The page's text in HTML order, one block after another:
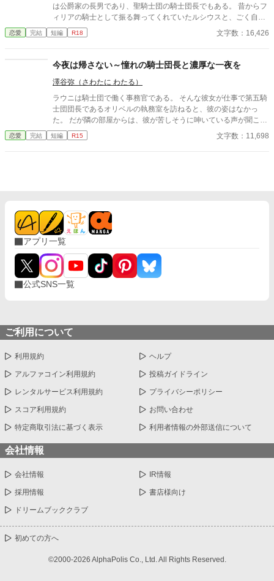
は公爵家の長男であり、聖騎士団の騎士団長でもある。 昔からフ
ィリアの騎士として振る舞ってくれていたルシウスと、ごく自然
に婚約者になっていた。 しかし、ある日の夜会で、「ルシウス様
はわがままな妹と結婚をしなければならず、可哀想」という噂話
ないのだと気づいたフィリアは、ルシウスに告げる。 「私、好き
な人ができました」 だから、あなたとは結婚できないのだという
嘘を──。
恋愛 完結 短編 R18 文字数：16,426
今夜は帰さない～憧れの騎士団長と濃厚な一夜を
澤谷弥（さわたに わたる）
ラウニは騎士団で働く事務官である。 そんな彼女が仕事で第五騎
士団団長であるオリベルの執務室を訪ねると、彼の姿はなかっ
た。 だが隣の部屋からは、彼が苦しそうに呻いている声が聞こえ
てきた。 そんな彼を助けようと隣室へと続く扉を開けたラウニが
目にしたのは――。
恋愛 完結 短編 R15 文字数：11,698
アプリ一覧
公式SNS一覧
ご利用について
利用規約 ヘルプ
アルファコイン利用規約 投稿ガイドライン
レンタルサービス利用規約 プライバシーポリシー
スコア利用規約 お問い合わせ
特定商取引法に基づく表示 利用者情報の外部送信について
会社情報
会社情報 IR情報
採用情報 書店様向け
ドリームブッククラブ
初めての方へ
©2000-2026 AlphaPolis Co., Ltd. All Rights Reserved.